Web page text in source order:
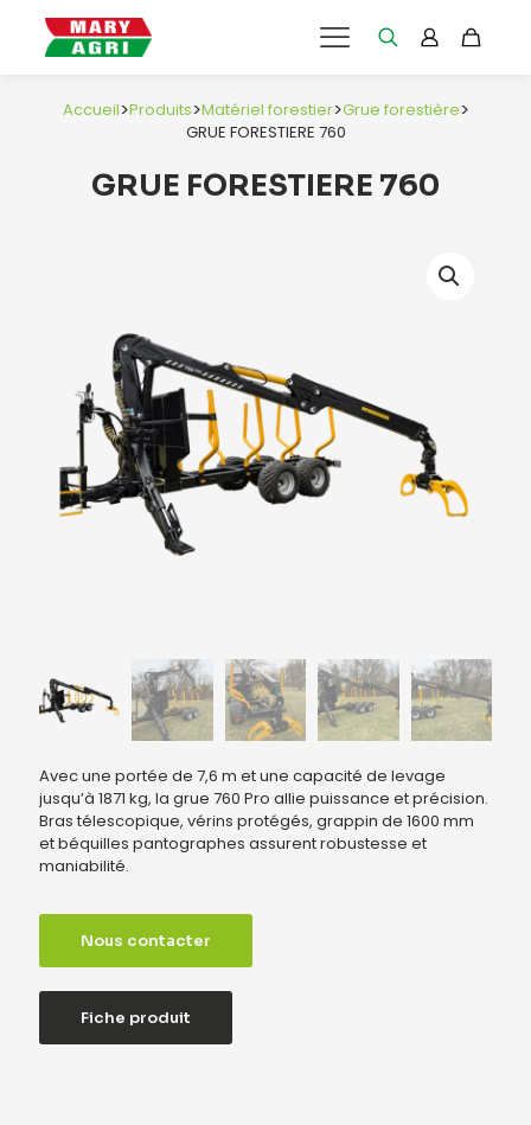
Accueil>Produits>Matériel forestier>Grue forestière>
GRUE FORESTIERE 760
GRUE FORESTIERE 760
Avec une portée de 7,6 m et une capacité de levage
jusqu’à 1871 kg, la grue 760 Pro allie puissance et précision.
Bras télescopique, vérins protégés, grappin de 1600 mm
et béquilles pantographes assurent robustesse et
maniabilité.
Nous contacter
Fiche produit